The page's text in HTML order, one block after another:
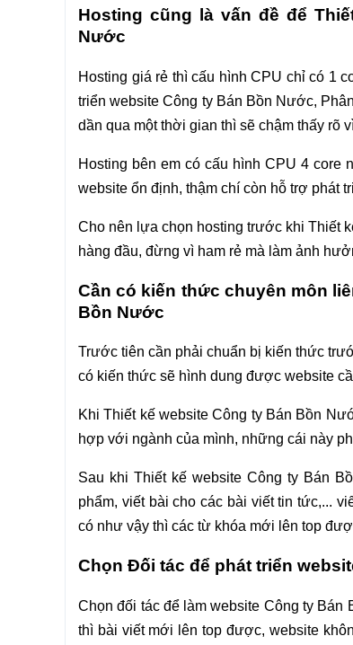
Hosting cũng là vấn đề để
Nước
Hosting giá rẻ thì cấu hình CPU chỉ có 1
triển website Công ty Bán Bồn Nước,
dần qua một thời gian thì sẽ chậm thấy rõ
Hosting bên em có cấu hình CPU 4
website ổn định, thậm chí còn hỗ trợ phát
Cho nên lựa chọn hosting trước khi Thiết
hàng đầu, đừng vì ham rẻ mà làm ảnh
Cần có kiến thức chuyên môn
Bồn Nước
Trước tiên cần phải chuẩn bị kiến thức
có kiến thức sẽ hình dung được website
Khi Thiết kế website Công ty Bán Bồn
hợp với ngành của mình, những cái này
Sau khi Thiết kế website Công ty Bán
phẩm, viết bài cho các bài viết tin tức,...
có như vậy thì các từ khóa mới lên top
Chọn Đối tác để phát triển
Chọn đối tác để làm website Công ty
thì bài viết mới lên top được, website